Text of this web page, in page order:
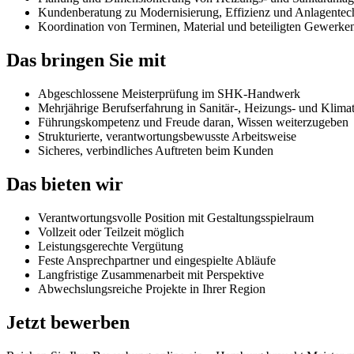
Kundenberatung zu Modernisierung, Effizienz und
Koordination von Terminen, Material und beteiligten
Das bringen Sie mit
Abgeschlossene Meisterprüfung im SHK-Handwerk
Mehrjährige Berufserfahrung in Sanitär-, Heizungs- und
Führungskompetenz und Freude daran, Wissen weiterzugeben
Strukturierte, verantwortungsbewusste Arbeitsweise
Sicheres, verbindliches Auftreten beim Kunden
Das bieten wir
Verantwortungsvolle Position mit Gestaltungsspielraum
Vollzeit oder Teilzeit möglich
Leistungsgerechte Vergütung
Feste Ansprechpartner und eingespielte Abläufe
Langfristige Zusammenarbeit mit Perspektive
Abwechslungsreiche Projekte in Ihrer Region
Jetzt bewerben